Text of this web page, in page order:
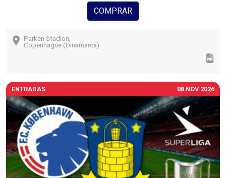
COMPRAR
Parken Stadion,
Copenhague (Dinamarca)
ENTRADAS 08 NOV 2026